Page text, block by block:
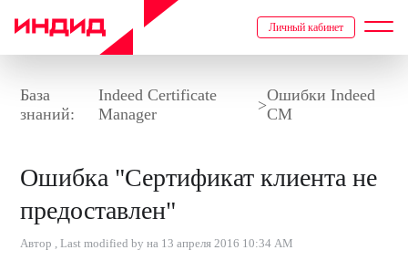
Личный кабинет
База
знаний:
Indeed Certificate
Manager
>
Ошибки Indeed
CM
Ошибка "Сертификат клиента не
предоставлен"
Автор , Last modified by на 13 апреля 2016 10:34 AM